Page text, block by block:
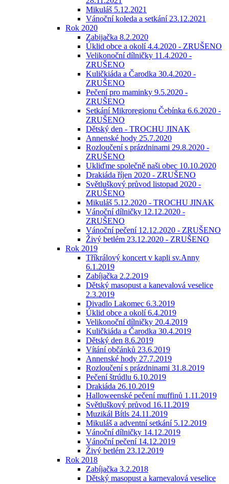
Mikuláš 5.12.2021
Vánoční koleda a setkání 23.12.2021
Rok 2020
Zabijačka 8.2.2020
Úklid obce a okolí 4.4.2020 - ZRUŠENO
Velikonoční dílničky 11.4.2020 -
ZRUŠENO
Kuličkiáda a Čarodka 30.4.2020 -
ZRUŠENO
Pečení pro maminky 9.5.2020 -
ZRUŠENO
Setkání Mikroregionu Čebínka 6.6.2020 -
ZRUŠENO
Dětský den - TROCHU JINAK
Annenské hody 25.7.2020
Rozloučení s prázdninami 29.8.2020 -
ZRUŠENO
Ukliďme společně naši obec 10.10.2020
Drakiáda říjen 2020 - ZRUŠENO
Světluškový průvod listopad 2020 -
ZRUŠENO
Mikuláš 5.12.2020 - TROCHU JINAK
Vánoční dílničky 12.12.2020 -
ZRUŠENO
Vánoční pečení 12.12.2020 - ZRUŠENO
Živý betlém 23.12.2020 - ZRUŠENO
Rok 2019
Tříkrálový koncert v kapli sv.Anny
6.1.2019
Zabíjačka 2.2.2019
Dětský masopust a kanevalová veselice
2.3.2019
Divadlo Lakomec 6.3.2019
Úklid obce a okolí 6.4.2019
Velikonoční dílničky 20.4.2019
Kuličkiáda a Čarodka 30.4.2019
Dětský den 8.6.2019
Vítání občánků 23.6.2019
Annenské hody 27.7.2019
Rozloučení s prázdninami 31.8.2019
Pečení štrúdlu 6.10.2019
Drakiáda 26.10.2019
Halloweenské pečení muffinů 1.11.2019
Světluškový průvod 16.11.2019
Muzikál Bítls 24.11.2019
Mikuláš a adventní setkání 5.12.2019
Vánoční dílničky 14.12.2019
Vánoční pečení 14.12.2019
Živý betlém 23.12.2019
Rok 2018
Zabíjačka 3.2.2018
Dětský masopust a karnevalová veselice